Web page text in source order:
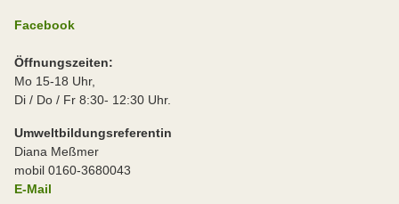
Facebook
Öffnungszeiten:
Mo 15-18 Uhr,
Di / Do / Fr 8:30- 12:30 Uhr.
Umweltbildungsreferentin
Diana Meßmer
mobil 0160-3680043
E-Mail